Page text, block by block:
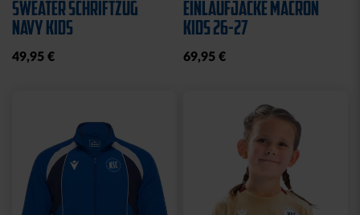
SWEATER SCHRIFTZUG
NAVY KIDS
49,95 €
EINLAUFJACKE MACRON
KIDS 26-27
69,95 €